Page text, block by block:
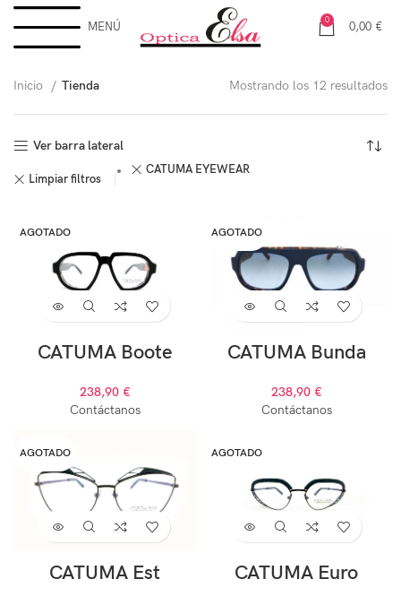
MENÚ 0 0,00 €
Inicio Tienda Mostrando los 12 resultados
Ver barra lateral
Limpiar filtros
CATUMA EYEWEAR
AGOTADO
CATUMA Boote
238,90 €
Contáctanos
AGOTADO
CATUMA Bunda
238,90 €
Contáctanos
AGOTADO
CATUMA Est
AGOTADO
CATUMA Euro